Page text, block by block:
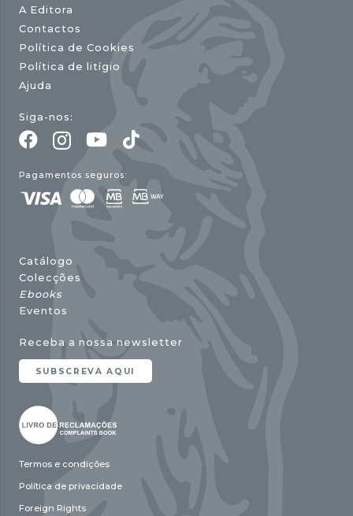
A Editora
Contactos
Política de Cookies
Política de litígio
Ajuda
Siga-nos:
Pagamentos seguros:
Catálogo
Colecções
Ebooks
Eventos
Receba a nossa newsletter
SUBSCREVA AQUI
Termos e condições
Política de privacidade
Foreign Rights